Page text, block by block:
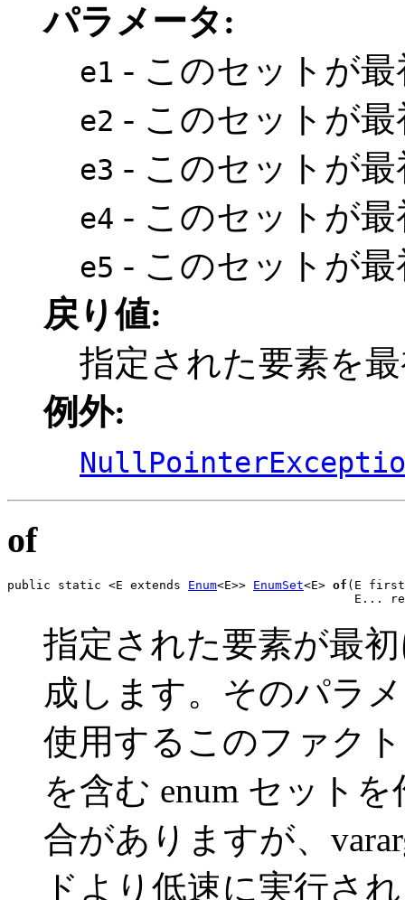
パラメータ:
e1 - このセットが
e2 - このセットが
e3 - このセットが
e4 - このセットが
e5 - このセットが
戻り値:
指定された要素を
例外:
of
public static <E extends Enum<E>> EnumSet<E> of (E
E...
指定された要素が最
成します。そのパラ
使用するこのファク
を含む enum セット
合がありますが、
ドより低速に実行さ